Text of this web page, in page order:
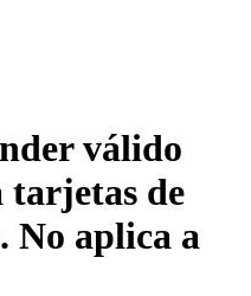
válido
tarjetas de
No aplica a